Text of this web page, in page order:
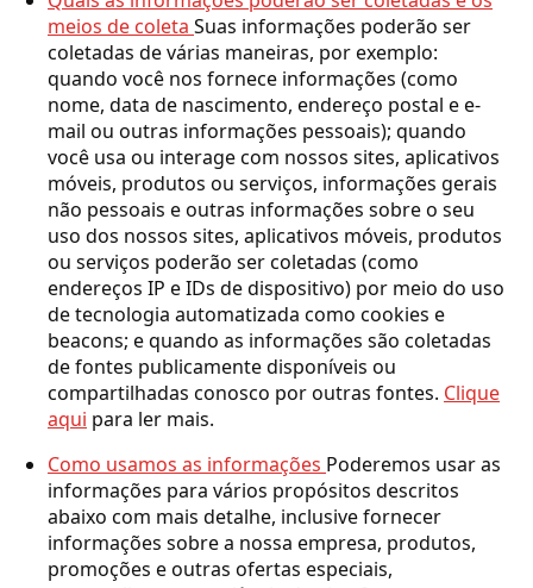
meios de coleta Suas informações poderão ser
coletadas de várias maneiras, por exemplo:
quando você nos fornece informações (como
nome, data de nascimento, endereço postal e e-
mail ou outras informações pessoais); quando
você usa ou interage com nossos sites, aplicativos
móveis, produtos ou serviços, informações gerais
não pessoais e outras informações sobre o seu
uso dos nossos sites, aplicativos móveis, produtos
ou serviços poderão ser coletadas (como
endereços IP e IDs de dispositivo) por meio do uso
de tecnologia automatizada como cookies e
beacons; e quando as informações são coletadas
de fontes publicamente disponíveis ou
compartilhadas conosco por outras fontes. Clique
aqui para ler mais.
Como usamos as informações Poderemos usar as
informações para vários propósitos descritos
abaixo com mais detalhe, inclusive fornecer
informações sobre a nossa empresa, produtos,
promoções e outras ofertas especiais,